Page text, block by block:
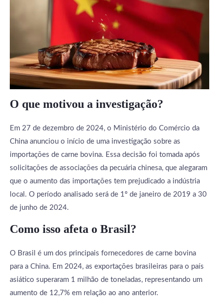
O que motivou a investigação?
Em 27 de dezembro de 2024, o Ministério do Comércio da
China anunciou o início de uma investigação sobre as
importações de carne bovina. Essa decisão foi tomada após
solicitações de associações da pecuária chinesa, que alegaram
que o aumento das importações tem prejudicado a indústria
local. O período analisado será de 1º de janeiro de 2019 a 30
de junho de 2024.
Como isso afeta o Brasil?
O Brasil é um dos principais fornecedores de carne bovina
para a China. Em 2024, as exportações brasileiras para o país
asiático superaram 1 milhão de toneladas, representando um
aumento de 12,7% em relação ao ano anterior.